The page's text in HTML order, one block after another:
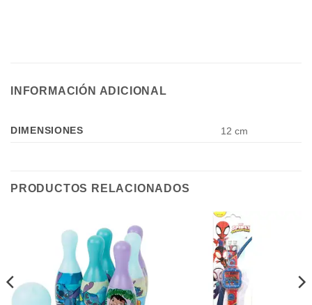
INFORMACIÓN ADICIONAL
DIMENSIONES 12 cm
PRODUCTOS RELACIONADOS